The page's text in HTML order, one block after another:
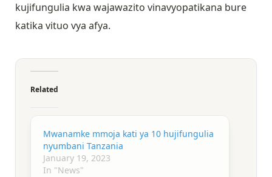
kujifungulia kwa wajawazito vinavyopatikana bure
katika vituo vya afya.
Related
Mwanamke mmoja kati ya 10 hujifungulia
nyumbani Tanzania
January 19, 2023
In "News"